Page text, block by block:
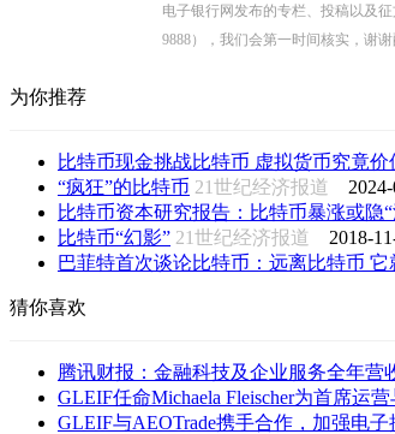
电子银行网发布的专栏、投稿以及
9888），我们会第一时间核实，谢谢
为你推荐
比特币现金挑战比特币 虚拟货币究竟价
“疯狂”的比特币 21世纪经济报道
比特币资本研究报告：比特币暴涨或隐
比特币“幻影” 21世纪经济报道 2018-
巴菲特首次谈论比特币：远离比特币 它
猜你喜欢
腾讯财报：金融科技及企业服务全年营
GLEIF任命Michaela Fleischer为首席运
GLEIF与AEOTrade携手合作，加强电